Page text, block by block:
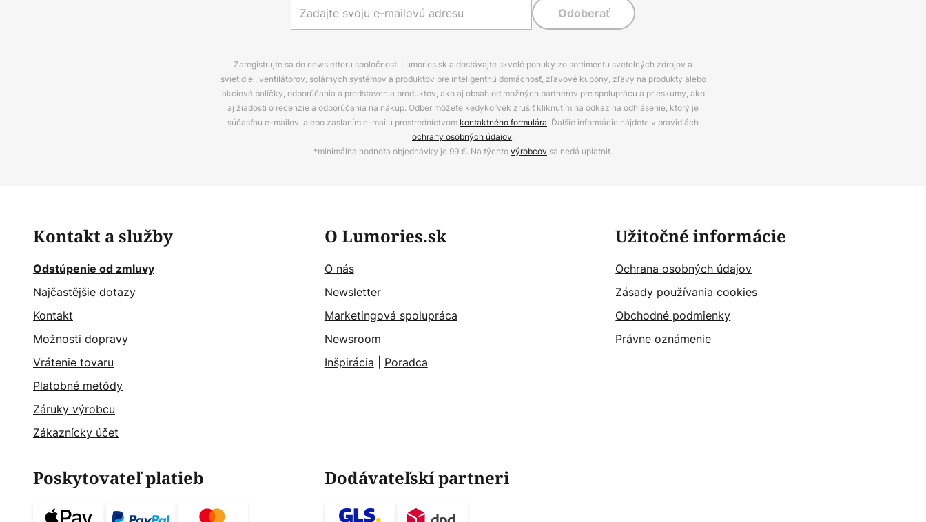
Odoberať
Zaregistrujte sa do newsletteru spoločnosti Lumories.sk a dostávajte skvelé ponuky zo sortimentu svetelných zdrojov a
svietidiel, ventilátorov, solárnych systémov a produktov pre inteligentnú domácnosť, zľavové kupóny, zľavy na produkty alebo
akciové balíčky, odporúčania a predstavenia produktov, ako aj obsah od možných partnerov pre spoluprácu a prieskumy, ako
aj žiadosti o recenzie a odporúčania na nákup. Odber môžete kedykoľvek zrušiť kliknutím na odkaz na odhlásenie, ktorý je
súčasťou e-mailov, alebo zaslaním e-mailu prostredníctvom kontaktného formulára. Ďalšie informácie nájdete v pravidlách
ochrany osobných údajov.
*minimálna hodnota objednávky je 99 €. Na týchtovýrobcov sa nedá uplatniť.
Kontakt a služby
Odstúpenie od zmluvy
Najčastějšie dotazy
Kontakt
Možnosti dopravy
Vrátenie tovaru
Platobné metódy
Záruky výrobcu
Zákaznícky účet
O Lumories.sk
O nás
Newsletter
Marketingová spolupráca
Newsroom
Inšpirácia
Poradca
Užitočné informácie
Ochrana osobných údajov
Zásady používania cookies
Obchodné podmienky
Právne oznámenie
Poskytovateľ platieb Dodávateľskí partneri